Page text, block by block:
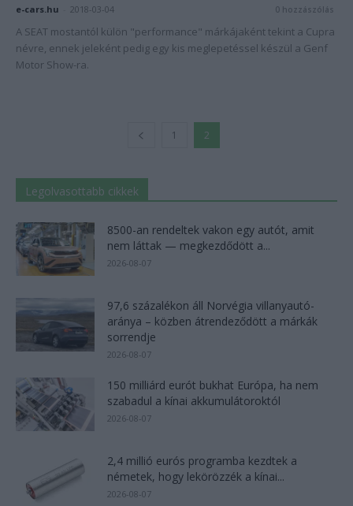
e-cars.hu 2018-03-04 0 hozzászólás
A SEAT mostantól külön "performance" márkájaként tekint a Cupra
névre, ennek jeleként pedig egy kis meglepetéssel készül a Genf
Motor Show-ra.
1 2
Legolvasottabb cikkek
8500-an rendeltek vakon egy autót, amit
nem láttak — megkezdődött a...
2026-08-07
97,6 százalékon áll Norvégia villanyautó-
aránya – közben átrendeződött a márkák
sorrendje
2026-08-07
150 milliárd eurót bukhat Európa, ha nem
szabadul a kínai akkumulátoroktól
2026-08-07
2,4 millió eurós programba kezdtek a
németek, hogy lekörözzék a kínai...
2026-08-07